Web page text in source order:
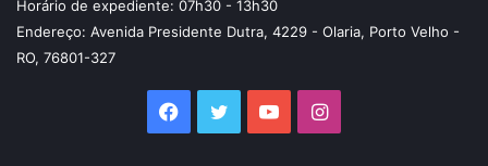
Horário de expediente: 07h30 - 13h30
Endereço: Avenida Presidente Dutra, 4229 - Olaria, Porto Velho -
RO, 76801-327
Facebook
TwitterYouTubeInstagram